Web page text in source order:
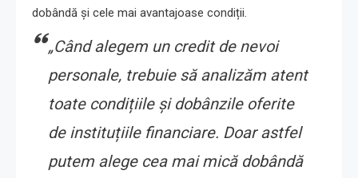
dobândă și cele mai avantajoase condiții.
„Când alegem un credit de nevoi
personale, trebuie să analizăm atent
toate condițiile și dobânzile oferite
de instituțiile financiare. Doar astfel
putem alege cea mai mică dobândă